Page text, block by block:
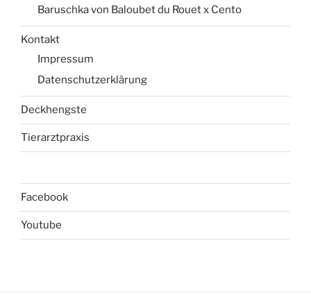
Baruschka von Baloubet du Rouet x Cento
Kontakt
Impressum
Datenschutzerklärung
Deckhengste
Tierarztpraxis
Facebook
Youtube